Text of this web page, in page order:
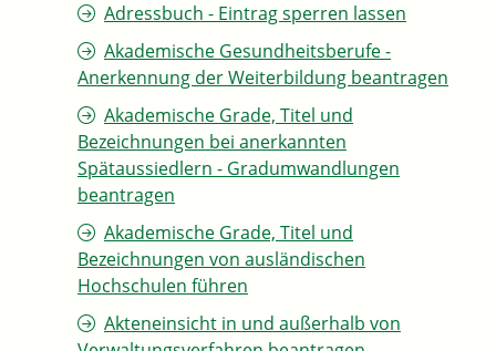
Adressbuch - Eintrag sperren lassen
Akademische Gesundheitsberufe -
Anerkennung der Weiterbildung beantragen
Akademische Grade, Titel und
Bezeichnungen bei anerkannten
Spätaussiedlern - Gradumwandlungen
beantragen
Akademische Grade, Titel und
Bezeichnungen von ausländischen
Hochschulen führen
Akteneinsicht in und außerhalb von